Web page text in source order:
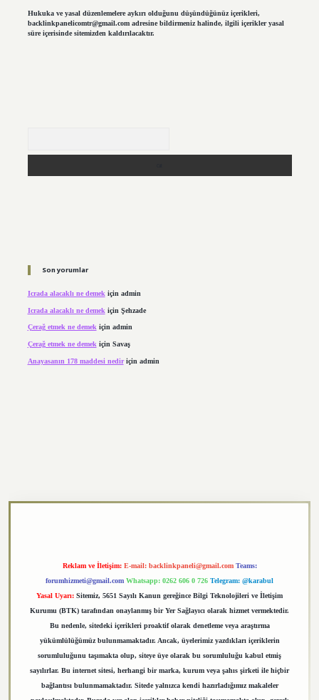
Hukuka ve yasal düzenlemelere aykırı olduğunu düşündüğünüz içerikleri,
backlinkpanelicomtr@gmail.comadresine bildirmeniz halinde, ilgili içerikler yasal
süre içerisinde sitemizden kaldırılacaktır.
Son yorumlar
Icrada alacaklı ne demek için admin
Icrada alacaklı ne demek için Şehzade
Çerağ etmek ne demekiçin admin
Çerağ etmek ne demek için Savaş
Anayasanın 178 maddesi nediriçin admin
Reklam ve İletişim: E-mail: backlinkpaneli@gmail.com Teams:
forumhizmeti@gmail.com Whatsapp: 0262 606 0 726 Telegram: @karabul
Yasal Uyarı: Sitemiz, 5651 Sayılı Kanun gereğince Bilgi Teknolojileri ve İletişim
Kurumu (BTK) tarafından onaylanmış bir Yer Sağlayıcı olarak hizmet vermektedir.
Bu nedenle, sitedeki içerikleri proaktif olarak denetleme veya araştırma
yükümlülüğümüz bulunmamaktadır. Ancak, üyelerimiz yazdıkları içeriklerin
sorumluluğunu taşımakta olup, siteye üye olarak bu sorumluluğu kabul etmiş
sayılırlar. Bu internet sitesi, herhangi bir marka, kurum veya şahıs şirketi ile hiçbir
bağlantısı bulunmamaktadır. Sitede yalnızca kendi hazırladığımız makaleler